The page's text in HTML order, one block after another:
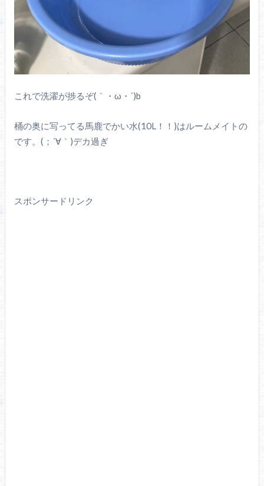
これで洗濯が捗るぞ(｀・ω・´)b
桶の奥に写ってる馬鹿でかい水(10L！！)はルームメイトの
です。(；´∀｀)デカ過ぎ
スポンサードリンク